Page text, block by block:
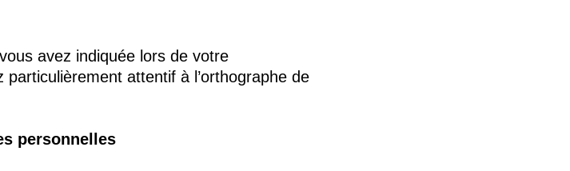
avez indiquée lors de votre
attentif à l’orthographe de
personnelles